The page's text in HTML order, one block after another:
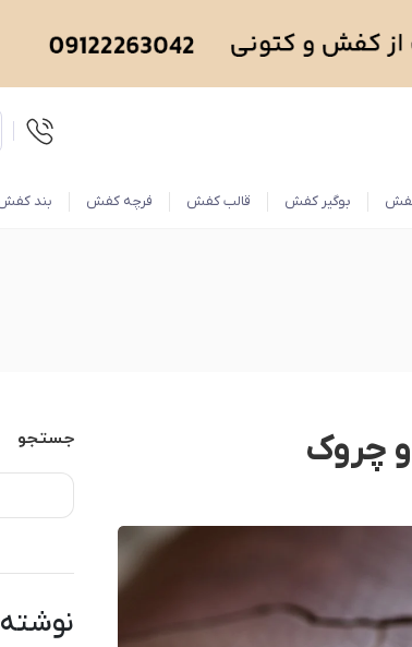
بوگیر کفش قالب کفش فرچه کفش بند
جستجو